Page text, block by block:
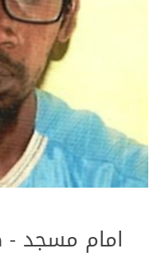
امام مسجد -